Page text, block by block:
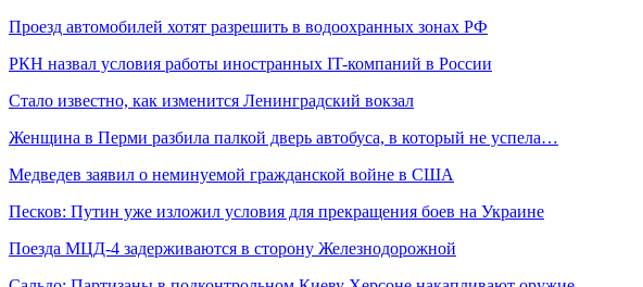
Проезд автомобилей хотят разрешить в водоохранных зонах РФ
РКН назвал условия работы иностранных IT-компаний в России
Стало известно, как изменится Ленинградский вокзал
Женщина в Перми разбила палкой дверь автобуса, в который не успела…
Медведев заявил о неминуемой гражданской войне в США
Песков: Путин уже изложил условия для прекращения боев на Украине
Поезда МЦД-4 задерживаются в сторону Железнодорожной